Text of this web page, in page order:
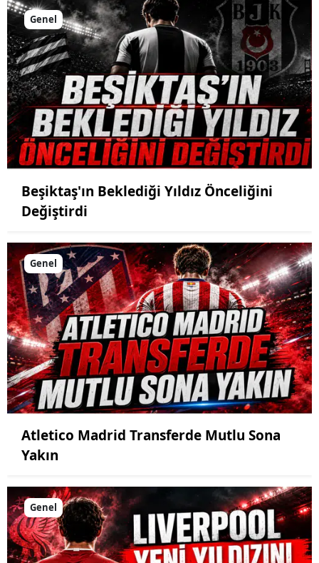
Genel
Beşiktaş'ın Beklediği Yıldız Önceliğini
Değiştirdi
Genel
Atletico Madrid Transferde Mutlu Sona
Yakın
Genel